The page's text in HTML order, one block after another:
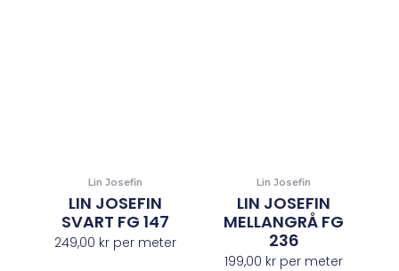
Lin Josefin
LIN JOSEFIN
SVART FG 147
249,00 krper meter
Lin Josefin
LIN JOSEFIN
MELLANGRÅ FG
236
199,00 kr per meter